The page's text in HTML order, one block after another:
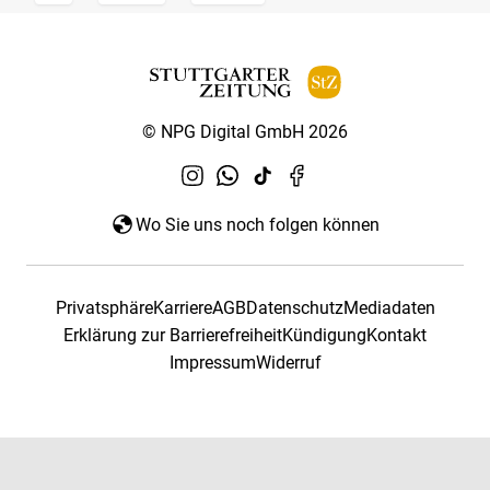
© NPG Digital GmbH 2026
Wo Sie uns noch folgen können
PrivatsphäreKarriereAGBDatenschutzMediadaten
Erklärung zur BarrierefreiheitKündigungKontakt
ImpressumWiderruf